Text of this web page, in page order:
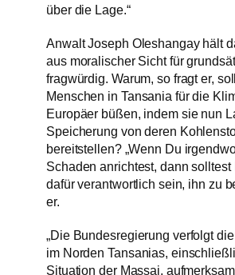
über die Lage.“
Anwalt Joseph Oleshangay hält
aus moralischer Sicht für
fragwürdig. Warum, so fragt er,
Menschen in Tansania für die
Europäer büßen, indem sie nun
Speicherung von deren
bereitstellen? „Wenn Du
Schaden anrichtest, dann solltest
dafür verantwortlich sein, ihn zu
er.
„Die Bundesregierung verfolgt
im Norden Tansanias,
Situation der Massai,